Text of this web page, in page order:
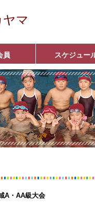
マ
員
ブ
スケジュー
A・AA級大会